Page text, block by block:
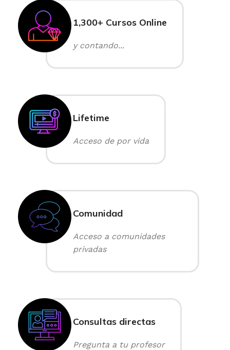
1,300+ Cursos Online
y contando...
Lifetime
Acceso de por vida
Comunidad
Acceso a comunidades
privadas
Consultas directas
Pregunta a tu profesor